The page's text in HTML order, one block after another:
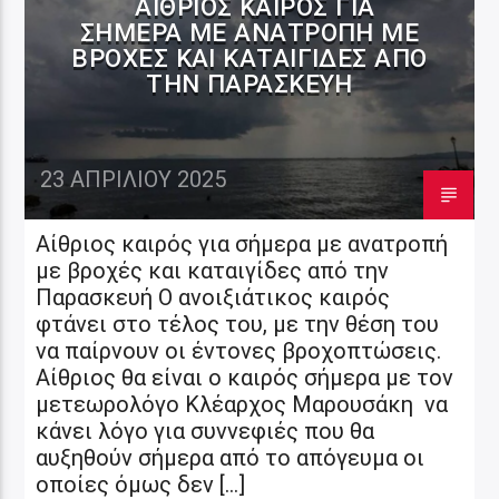
AΊΘΡΙΟΣ ΚΑΙΡΌΣ ΓΙΑ
ΣΉΜΕΡΑ ΜΕ ΑΝΑΤΡΟΠΉ ΜΕ
ΒΡΟΧΈΣ ΚΑΙ ΚΑΤΑΙΓΊΔΕΣ ΑΠΌ
ΤΗΝ ΠΑΡΑΣΚΕΥΉ
23 ΑΠΡΙΛΊΟΥ 2025
Aίθριος καιρός για σήμερα με ανατροπή
με βροχές και καταιγίδες από την
Παρασκευή Ο ανοιξιάτικος καιρός
φτάνει στο τέλος του, με την θέση του
να παίρνουν οι έντονες βροχοπτώσεις.
Aίθριος θα είναι ο καιρός σήμερα με τον
μετεωρολόγο Κλέαρχος Μαρουσάκη να
κάνει λόγο για συννεφιές που θα
αυξηθούν σήμερα από το απόγευμα οι
οποίες όμως δεν […]